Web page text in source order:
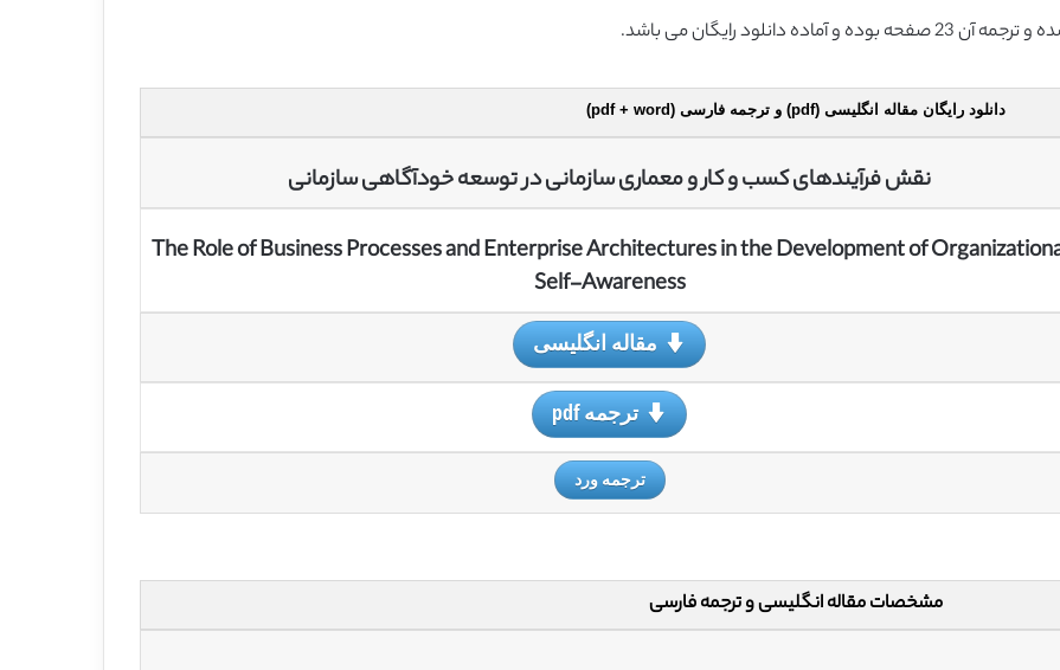
دانلود رایگان مقاله انگلیسی (pdf) و ترجمه فارسی (pdf + word)
نقش فرآیندهای کسب و کار و معماری سازمانی در توسعه خودآگاهی سازمانی
The Role of Business Processes and Enterprise Architectures in the Development of
Self-Awareness
مقاله انگلیسی
ترجمه pdf
ترجمه ورد
مشخصات مقاله انگلیسی و ترجمه فارسی